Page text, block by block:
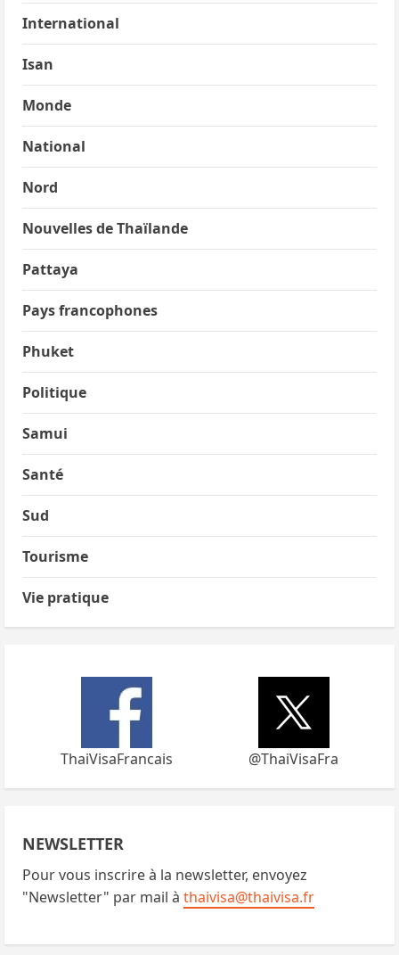
International
Isan
Monde
National
Nord
Nouvelles de Thaïlande
Pattaya
Pays francophones
Phuket
Politique
Samui
Santé
Sud
Tourisme
Vie pratique
ThaiVisaFrancais @ThaiVisaFra
NEWSLETTER
Pour vous inscrire à la newsletter, envoyez
"Newsletter" par mail à thaivisa@thaivisa.fr